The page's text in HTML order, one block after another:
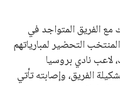
التي وجهت
لم يتقدم أي مرشح منافس
المعارضة من التوصل إلى
الترشح في نوفمبر